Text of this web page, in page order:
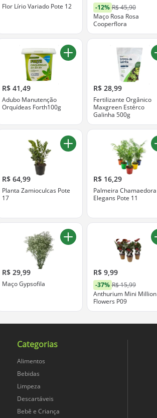
Flor Lírio Variado Pote 12 -12% R$ 45,90
Maço Rosa Rosa
Cooperflora
R$ 41,49
Adubo Manutenção
Orquídeas Forth100g
R$ 28,99
Fertilizante Orgânico
Maxgreen Estérco
Galinha 500g
R$ 64,99
Planta Zamioculcas Pote
17
R$ 16,29
Palmeira Chamaedora
Elegans Pote 11
R$ 29,99
Maço Gypsofila
R$ 9,99
-37% R$ 15,99
Anthurium Mini Million
Flowers P09
Categorias
Alimentos
Bebidas
Limpeza
Descartáveis
Bebê e Criança